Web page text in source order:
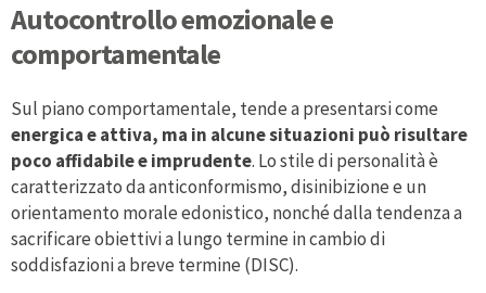
Autocontrollo emozionale e
comportamentale
Sul piano comportamentale, tende a presentarsi come
energica e attiva, ma in alcune situazioni può risultare
poco affidabile e imprudente. Lo stile di personalità è
caratterizzato da anticonformismo, disinibizione e un
orientamento morale edonistico, nonché dalla tendenza a
sacrificare obiettivi a lungo termine in cambio di
soddisfazioni a breve termine (DISC).